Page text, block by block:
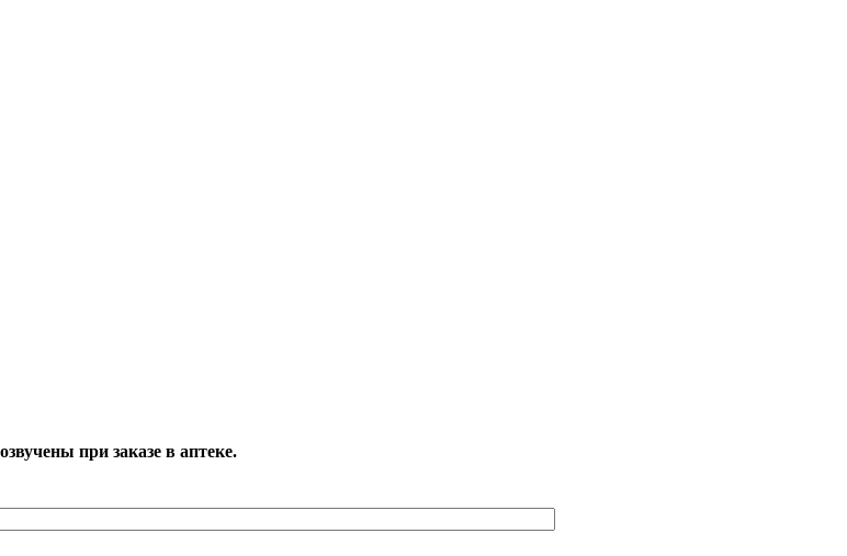
при заказе в аптеке.